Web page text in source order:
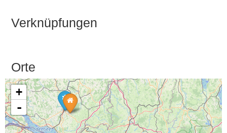
Verknüpfungen
Orte
+
-